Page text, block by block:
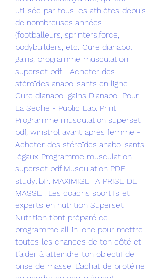
utilisée par tous les athlètes depuis
de nombreuses années
(footballeurs, sprinters,force,
bodybuilders, etc. Cure dianabol
gains, programme musculation
superset pdf - Acheter des
stéroïdes anabolisants en ligne
Cure dianabol gains Dianabol Pour
La Seche - Public Lab: Print.
Programme musculation superset
pdf, winstrol avant après femme -
Acheter des stéroïdes anabolisants
légaux Programme musculation
superset pdf Musculation PDF -
studylibfr. MAXIMISE TA PRISE DE
MASSE ! Les coachs sportifs et
experts en nutrition Superset
Nutrition t’ont préparé ce
programme all-in-one pour mettre
toutes les chances de ton côté et
t’aider à atteindre ton objectif de
prise de masse. L’achat de protéine